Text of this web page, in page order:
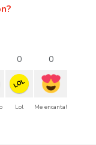
0
LOL
Lol
0
Me encanta!